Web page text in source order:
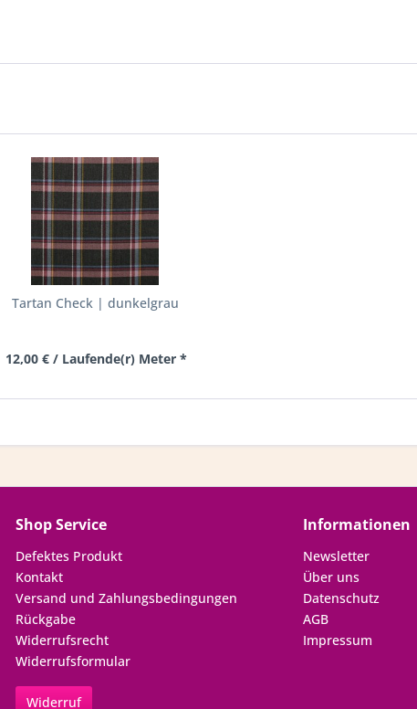
Tartan Check | dunkelgrau
12,00 € / Laufende(r) Meter *
Shop Service
Defektes Produkt
Kontakt
Versand und Zahlungsbedingungen
Rückgabe
Widerrufsrecht
Widerrufsformular
Widerruf
Informationen
Newsletter
Über uns
Datenschutz
AGB
Impressum